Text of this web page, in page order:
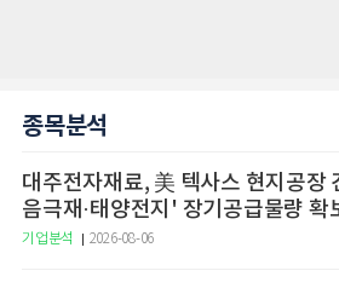
종목분석
대주전자재료, 美 텍사스 현지공장
음극재·태양전지' 장기공급물량 확
기업분석 2026-08-06